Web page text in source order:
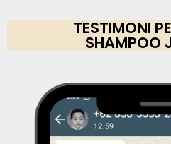
TESTIMONI
SHAMPOO